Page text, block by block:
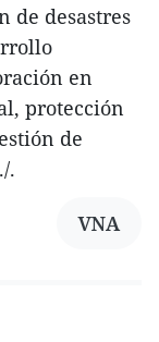
de desastres
en
protección
de
.
VNA